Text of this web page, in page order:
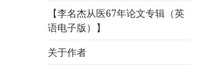
【李名杰从医67年论文专辑（英
语电子版）】
关于作者